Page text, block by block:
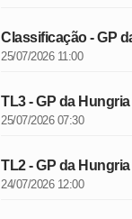
Classificação - GP
25/07/2026 11:00
TL3 - GP da
25/07/2026 07:30
TL2 - GP da
24/07/2026 12:00